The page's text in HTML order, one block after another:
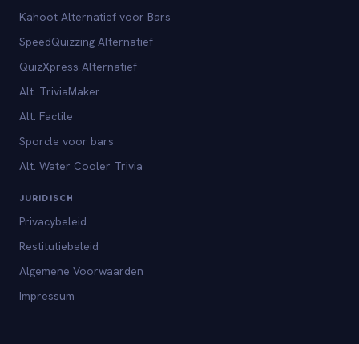
Kahoot Alternatief voor Bars
SpeedQuizzing Alternatief
QuizXpress Alternatief
Alt. TriviaMaker
Alt. Factile
Sporcle voor bars
Alt. Water Cooler Trivia
JURIDISCH
Privacybeleid
Restitutiebeleid
Algemene Voorwaarden
Impressum